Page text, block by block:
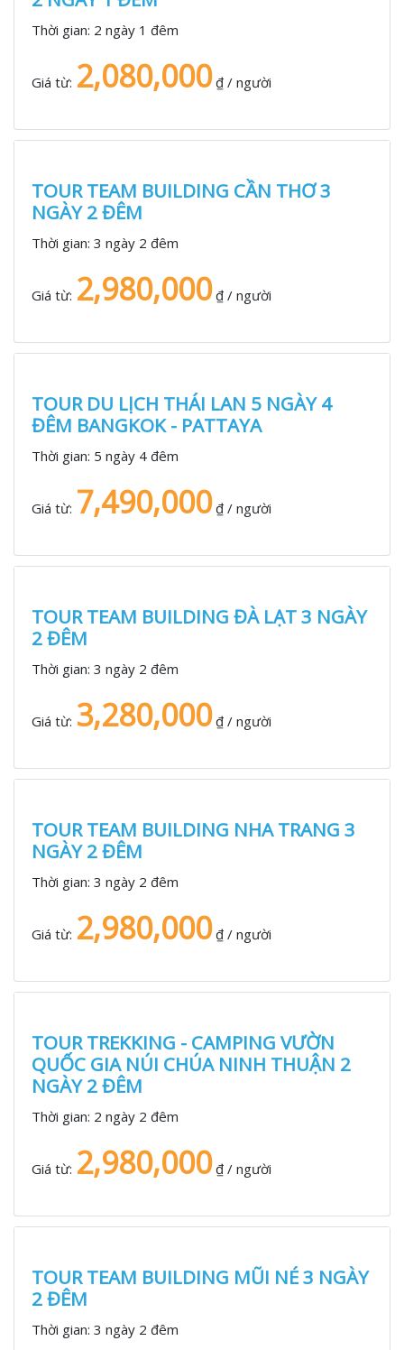
Thời gian: 2 ngày 1 đêm
Giá từ: 2,080,000₫ / người
TOUR TEAM BUILDING CẦN THƠ 3
NGÀY 2 ĐÊM
Thời gian: 3 ngày 2 đêm
Giá từ: 2,980,000₫ / người
TOUR DU LỊCH THÁI LAN 5 NGÀY 4
ĐÊM BANGKOK - PATTAYA
Thời gian: 5 ngày 4 đêm
Giá từ: 7,490,000₫ / người
TOUR TEAM BUILDING ĐÀ LẠT 3 NGÀY
2 ĐÊM
Thời gian: 3 ngày 2 đêm
Giá từ: 3,280,000₫ / người
TOUR TEAM BUILDING NHA TRANG 3
NGÀY 2 ĐÊM
Thời gian: 3 ngày 2 đêm
Giá từ: 2,980,000₫ / người
TOUR TREKKING - CAMPING VƯỜN
QUỐC GIA NÚI CHÚA NINH THUẬN 2
NGÀY 2 ĐÊM
Thời gian: 2 ngày 2 đêm
Giá từ: 2,980,000₫ / người
TOUR TEAM BUILDING MŨI NÉ 3 NGÀY
2 ĐÊM
Thời gian: 3 ngày 2 đêm